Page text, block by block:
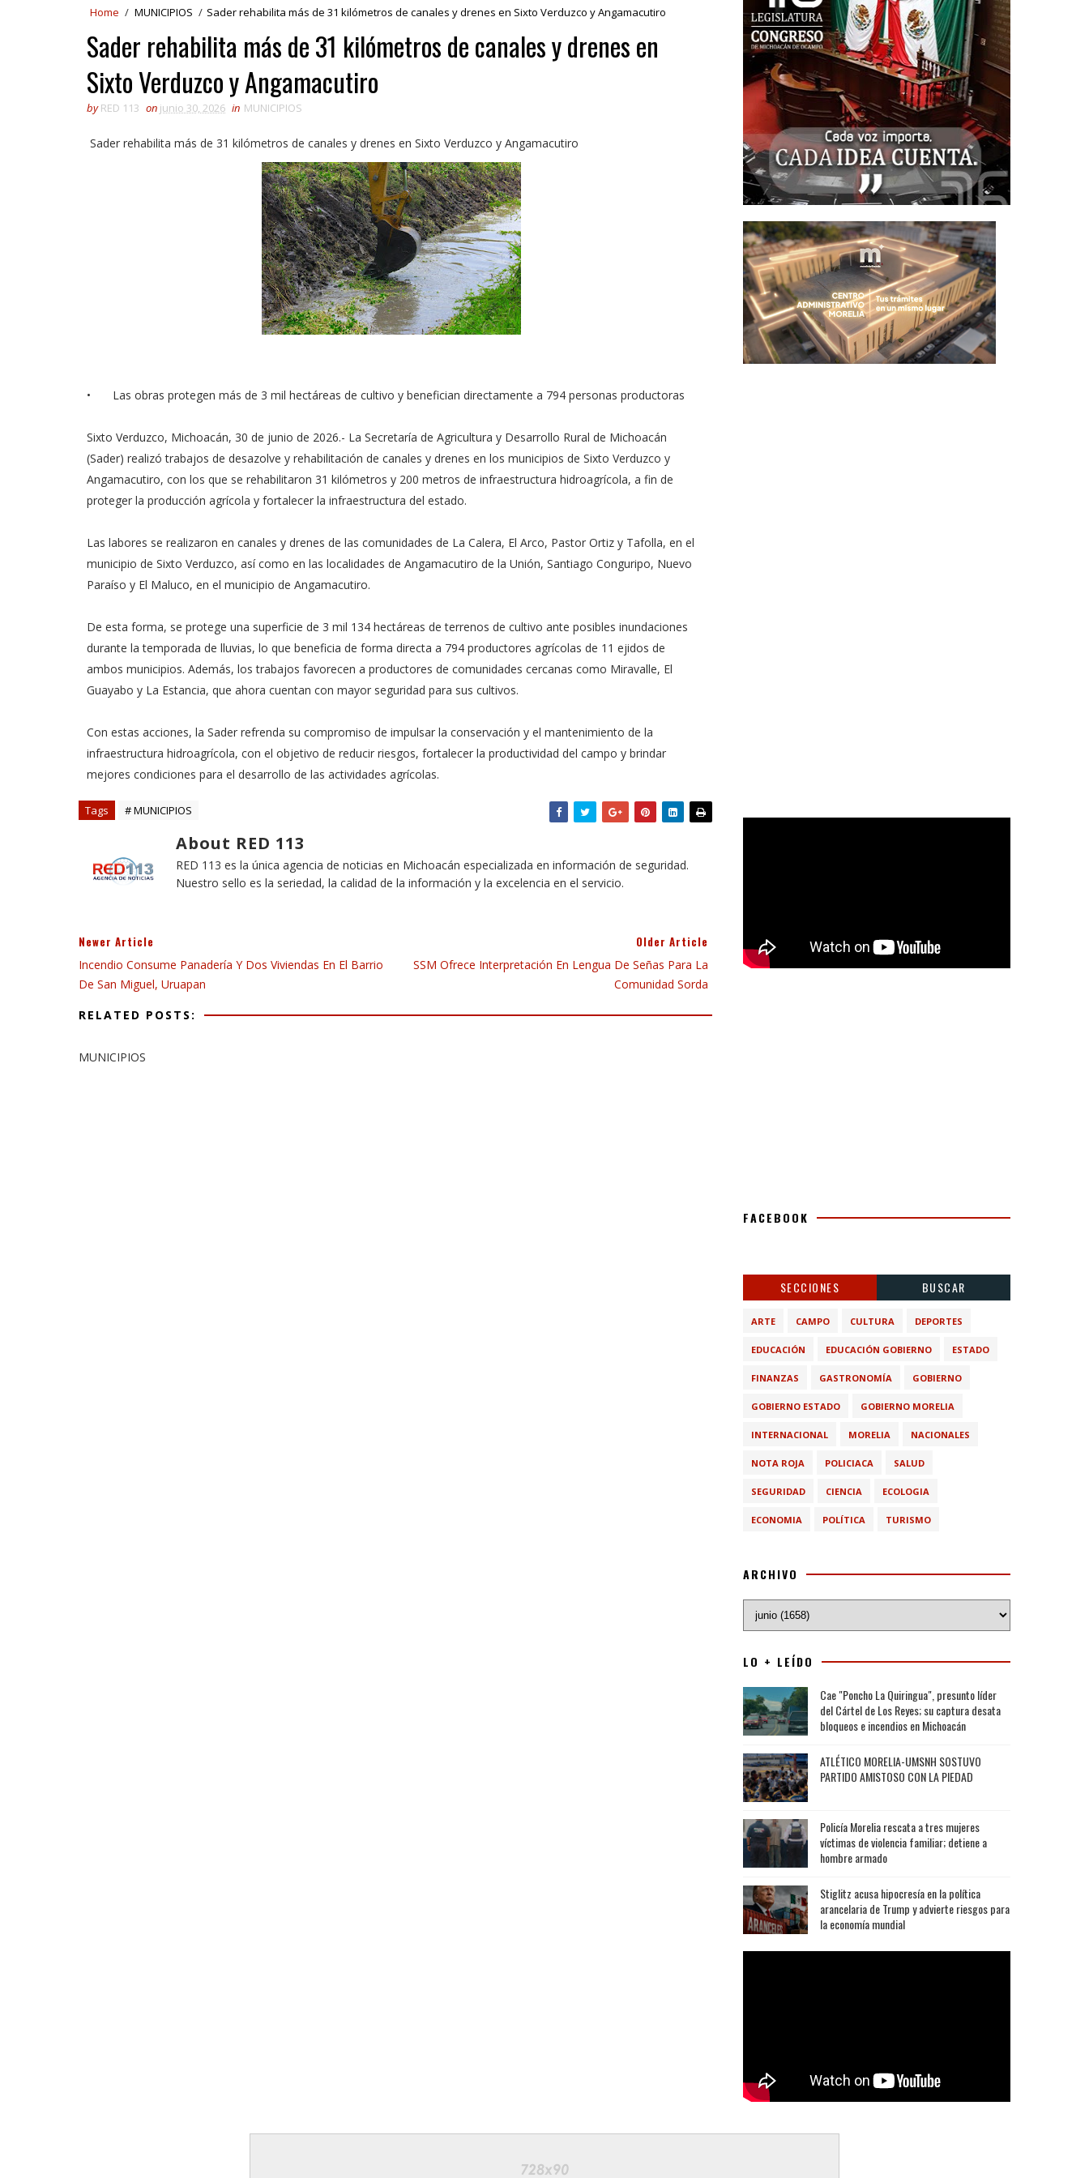
Home / MUNICIPIOS / Sader rehabilita más de 31 kilómetros de canales y drenes en Sixto Verduzco y Angamacutiro
Sader rehabilita más de 31 kilómetros de canales y drenes en
Sixto Verduzco y Angamacutiro
by RED 113 on junio 30, 2026 in MUNICIPIOS
Sader rehabilita más de 31 kilómetros de canales y drenes en Sixto Verduzco y Angamacutiro
• Las obras protegen más de 3 mil hectáreas de cultivo y benefician directamente a 794 personas productoras
Sixto Verduzco, Michoacán, 30 de junio de 2026.- La Secretaría de Agricultura y Desarrollo Rural de Michoacán
(Sader) realizó trabajos de desazolve y rehabilitación de canales y drenes en los municipios de Sixto Verduzco y
Angamacutiro, con los que se rehabilitaron 31 kilómetros y 200 metros de infraestructura hidroagrícola, a fin de
proteger la producción agrícola y fortalecer la infraestructura del estado.
Las labores se realizaron en canales y drenes de las comunidades de La Calera, El Arco, Pastor Ortiz y Tafolla, en el
municipio de Sixto Verduzco, así como en las localidades de Angamacutiro de la Unión, Santiago Conguripo, Nuevo
Paraíso y El Maluco, en el municipio de Angamacutiro.
De esta forma, se protege una superficie de 3 mil 134 hectáreas de terrenos de cultivo ante posibles inundaciones
durante la temporada de lluvias, lo que beneficia de forma directa a 794 productores agrícolas de 11 ejidos de
ambos municipios. Además, los trabajos favorecen a productores de comunidades cercanas como Miravalle, El
Guayabo y La Estancia, que ahora cuentan con mayor seguridad para sus cultivos.
Con estas acciones, la Sader refrenda su compromiso de impulsar la conservación y el mantenimiento de la
infraestructura hidroagrícola, con el objetivo de reducir riesgos, fortalecer la productividad del campo y brindar
mejores condiciones para el desarrollo de las actividades agrícolas.
Tags # MUNICIPIOS
About RED 113
RED 113 es la única agencia de noticias en Michoacán especializada en información de seguridad.
Nuestro sello es la seriedad, la calidad de la información y la excelencia en el servicio.
Newer Article
Incendio Consume Panadería Y Dos Viviendas En El Barrio
De San Miguel, Uruapan
Older Article
SSM Ofrece Interpretación En Lengua De Señas Para La
Comunidad Sorda
RELATED POSTS:
MUNICIPIOS
FACEBOOK
SECCIONES BUSCAR
ARTE CAMPO CULTURA DEPORTES
EDUCACIÓN EDUCACIÓN GOBIERNO ESTADO
FINANZAS GASTRONOMÍA GOBIERNO
GOBIERNO ESTADO GOBIERNO MORELIA
INTERNACIONAL MORELIA NACIONALES
NOTA ROJA POLICIACA SALUD
SEGURIDAD CIENCIA ECOLOGIA
ECONOMIA POLÍTICA TURISMO
ARCHIVO
LO + LEÍDO
Cae "Poncho La Quiringua", presunto líder
del Cártel de Los Reyes; su captura desata
bloqueos e incendios en Michoacán
ATLÉTICO MORELIA-UMSNH SOSTUVO
PARTIDO AMISTOSO CON LA PIEDAD
Policía Morelia rescata a tres mujeres
víctimas de violencia familiar; detiene a
hombre armado
Stiglitz acusa hipocresía en la política
arancelaria de Trump y advierte riesgos para
la economía mundial